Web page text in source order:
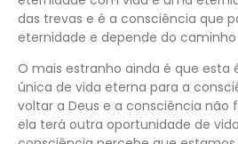
das trevas e é a consciência que
eternidade e depende do
O mais estranho ainda é que esta
única de vida eterna para a
voltar a Deus e a consciência não
ela terá outra oportunidade de